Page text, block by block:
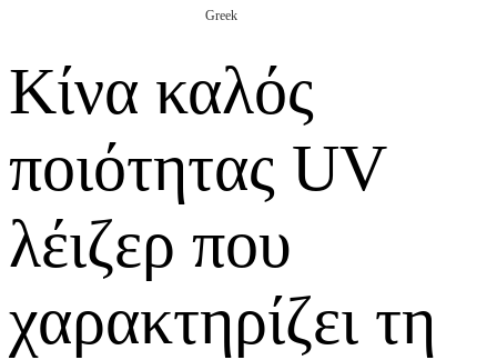
Greek
Κίνα καλός
ποιότητας UV
λέιζερ που
χαρακτηρίζει τη